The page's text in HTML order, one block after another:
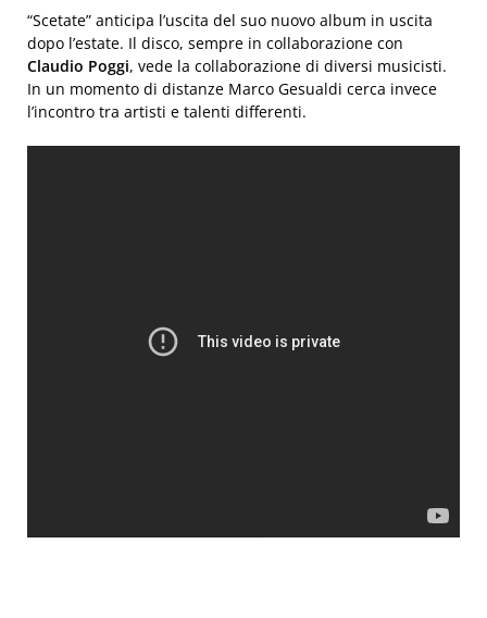
“Scetate” anticipa l’uscita del suo nuovo album in uscita
dopo l’estate. Il disco, sempre in collaborazione con
Claudio Poggi, vede la collaborazione di diversi musicisti.
In un momento di distanze Marco Gesualdi cerca invece
l’incontro tra artisti e talenti differenti.